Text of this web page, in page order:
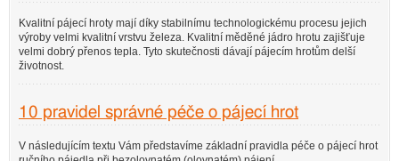
Kvalitní pájecí hroty mají díky stabilnímu technologickému procesu jejich
výroby velmi kvalitní vrstvu železa. Kvalitní měděné jádro hrotu zajišťuje
velmi dobrý přenos tepla. Tyto skutečnosti dávají pájecím hrotům delší
životnost.
10 pravidel správné péče o pájecí hrot
V následujícím textu Vám představíme základní pravidla péče o pájecí hrot